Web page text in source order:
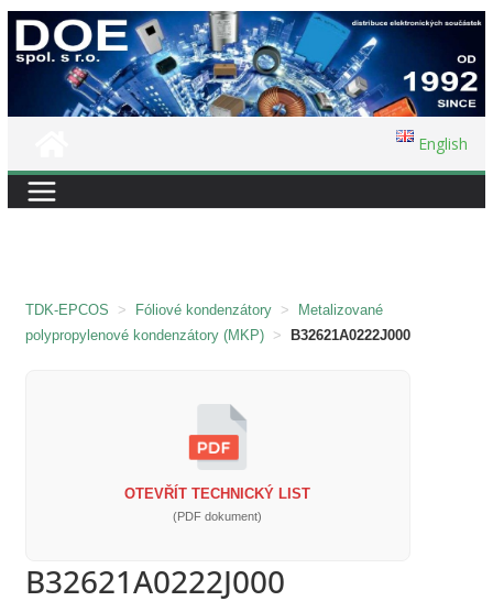
Přeskočit
na
English
TDK-EPCOS > Fóliové kondenzátory >
Metalizované
polypropylenové kondenzátory (MKP) > B32621A0222J000
OTEVŘÍT TECHNICKÝ LIST
(PDF dokument)
B32621A0222J000